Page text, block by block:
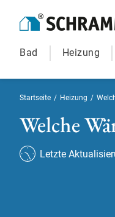
Bad Heizung
Startseite / Heizung /
Welche
Letzte